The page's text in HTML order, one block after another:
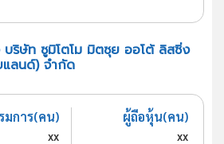
บริษัท ซูมิโตโม มิตซุย ออโต้ ลิสซิ่ง
แลนด์) จำกัด
มการ(คน)
xx
ผู้ถือหุ้น(คน)
xx